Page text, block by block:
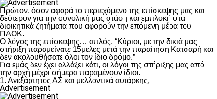
Πρώτον, όσον αφορά το περιεχόμενο της επίσκεψης μας και
δεύτερον για την συνολική μας στάση και εμπλοκή στα
διοικητικά ζητήματα που αφορούν την επόμενη μέρα του
ΠΑΟΚ.
Ο λόγος της επίσκεψης… απλός, “Κύριοι, με την δικιά μας
στήριξη παραμείνατε 15μελες μετά την παραίτηση Κατσαρή και
δεν ακολουθήσατε όλοι τον ίδιο δρόμο.”
Για εμάς δεν έχει αλλάξει κάτι, οι λόγοι της στήριξης μας από
την αρχή μέχρι σήμερα παραμένουν ίδιοι.
1. Ανεξάρτητος ΑΣ και μελλοντικά αυτάρκης,
Advertisement